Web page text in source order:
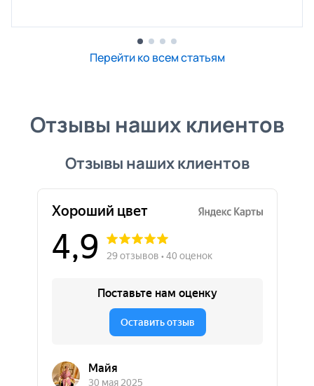
Перейти ко всем статьям
Отзывы наших клиентов
Отзывы наших клиентов